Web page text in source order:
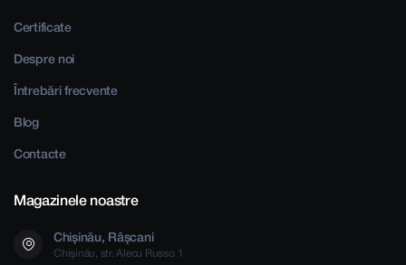
Certificate
Despre noi
Întrebări frecvente
Blog
Contacte
Magazinele noastre
Chișinău, Râșcani
Chișinău, str. Alecu Russo 1